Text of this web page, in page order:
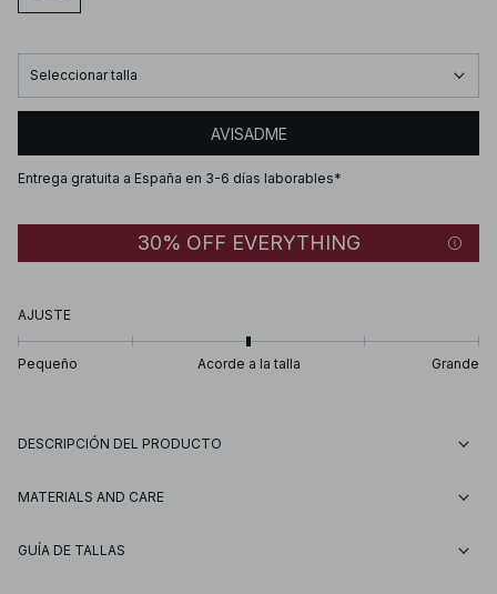
Seleccionar talla
AVISADME
Entrega gratuita a España en 3-6 días laborables*
30% OFF EVERYTHING
AJUSTE
Pequeño Acorde a la talla Grande
DESCRIPCIÓN DEL PRODUCTO
MATERIALS AND CARE
GUÍA DE TALLAS